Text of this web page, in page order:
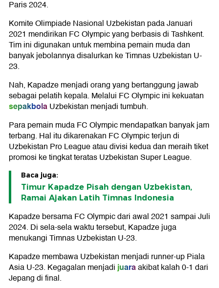
Paris 2024.
Komite Olimpiade Nasional Uzbekistan pada Januari
2021 mendirikan FC Olympic yang berbasis di Tashkent.
Tim ini digunakan untuk membina pemain muda dan
banyak jebolannya disalurkan ke Timnas Uzbekistan U-
23.
Nah, Kapadze menjadi orang yang bertanggung jawab
sebagai pelatih kepala. Melalui FC Olympic ini kekuatan
sepakbolaUzbekistan menjadi tumbuh.
Para pemain muda FC Olympic mendapatkan banyak jam
terbang. Hal itu dikarenakan FC Olympic terjun di
Uzbekistan Pro League atau divisi kedua dan meraih tiket
promosi ke tingkat teratas Uzbekistan Super League.
Baca juga:
Timur Kapadze Pisah dengan Uzbekistan,
Ramai Ajakan Latih Timnas Indonesia
Kapadze bersama FC Olympic dari awal 2021 sampai Juli
2024. Di sela-sela waktu tersebut, Kapadze juga
menukangi Timnas Uzbekistan U-23.
Kapadze membawa Uzbekistan menjadi runner-up Piala
Asia U-23. Kegagalan menjadijuaraakibat kalah 0-1 dari
Jepang di final.